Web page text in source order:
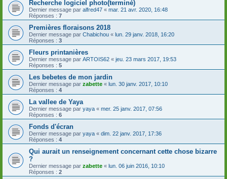
Recherche logiciel photo(terminé)
Dernier message par alfred47 « mar. 21 avr. 2020, 16:48
Réponses : 7
Premières floraisons 2018
Dernier message par Chabichou « lun. 29 janv. 2018, 16:20
Réponses : 3
Fleurs printanières
Dernier message par ARTOIS62 « jeu. 23 mars 2017, 19:53
Réponses : 5
Les bebetes de mon jardin
Dernier message par zabette « lun. 30 janv. 2017, 10:10
Réponses : 4
La vallee de Yaya
Dernier message par yaya « mer. 25 janv. 2017, 07:56
Réponses : 6
Fonds d'écran
Dernier message par yaya « dim. 22 janv. 2017, 17:36
Réponses : 4
Qui aurait un renseignement concernant cette chose bizarre
?
Dernier message par zabette « lun. 06 juin 2016, 10:10
Réponses : 2